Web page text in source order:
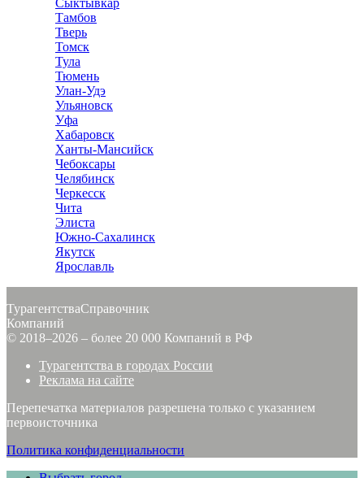
Сыктывкар
Тамбов
Тверь
Томск
Тула
Тюмень
Улан-Удэ
Ульяновск
Уфа
Хабаровск
Ханты-Мансийск
Чебоксары
Челябинск
Черкесск
Чита
Элиста
Южно-Сахалинск
Якутск
Ярославль
ТурагентстваСправочник
Компаний
© 2018–2026 – более 20 000 Компаний в РФ
Турагентства в городах России
Реклама на сайте
Перепечатка материалов разрешена только с указанием
первоисточника
Политика конфиденциальности